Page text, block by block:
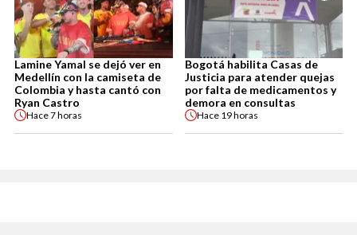
Lamine Yamal se dejó ver en
Medellín con la camiseta de
Colombia y hasta cantó con
Ryan Castro
Hace7 horas
Bogotá habilita Casas de
Justicia para atender quejas
por falta de medicamentos y
demora en consultas
Hace 19 horas